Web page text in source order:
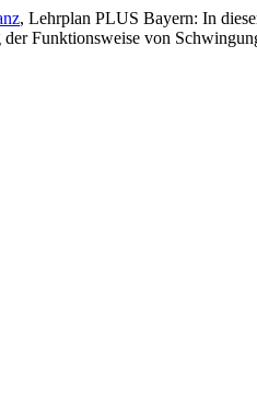
, Lehrplan PLUS Bayern: In
Funktionsweise von